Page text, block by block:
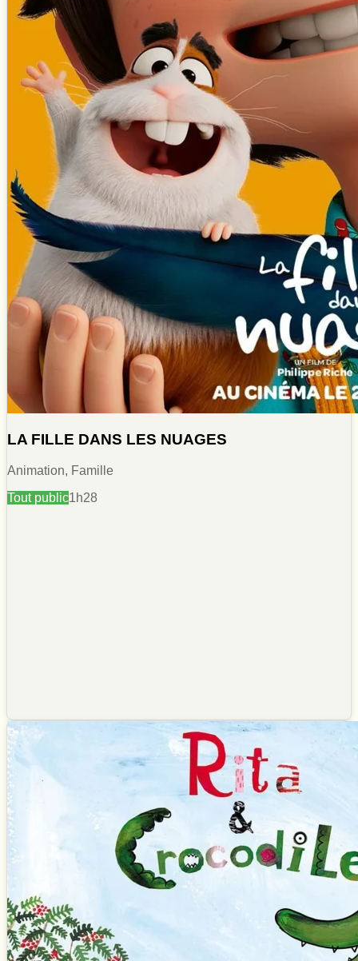
LA FILLE DANS LES NUAGES
Animation, Famille
Tout public1h28